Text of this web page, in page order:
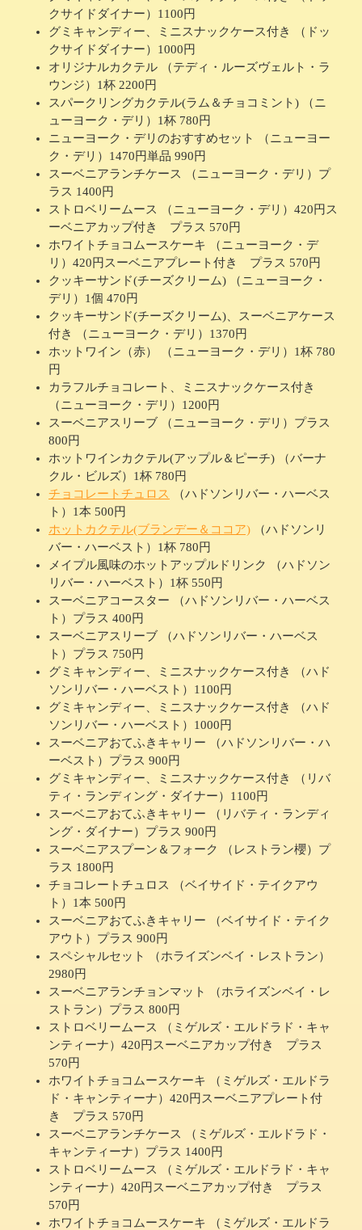
クサイドダイナー）1100円
グミキャンディー、ミニスナックケース付き （ドッ
クサイドダイナー）1000円
オリジナルカクテル （テディ・ルーズヴェルト・ラ
ウンジ）1杯 2200円
スパークリングカクテル(ラム＆チョコミント) （ニ
ューヨーク・デリ）1杯 780円
ニューヨーク・デリのおすすめセット （ニューヨー
ク・デリ）1470円単品 990円
スーベニアランチケース （ニューヨーク・デリ）プ
ラス 1400円
ストロベリームース （ニューヨーク・デリ）420円ス
ーベニアカップ付き プラス 570円
ホワイトチョコムースケーキ （ニューヨーク・デ
リ）420円スーベニアプレート付き プラス 570円
クッキーサンド(チーズクリーム) （ニューヨーク・
デリ）1個 470円
クッキーサンド(チーズクリーム)、スーベニアケース
付き （ニューヨーク・デリ）1370円
ホットワイン（赤） （ニューヨーク・デリ）1杯 780
円
カラフルチョコレート、ミニスナックケース付き
（ニューヨーク・デリ）1200円
スーベニアスリーブ （ニューヨーク・デリ）プラス
800円
ホットワインカクテル(アップル＆ピーチ) （バーナ
クル・ビルズ）1杯 780円
チョコレートチュロス
（ハドソンリバー・ハーベス
ト）1本 500円
ホットカクテル(ブランデー＆ココア) （ハドソンリ
バー・ハーベスト）1杯 780円
メイプル風味のホットアップルドリンク （ハドソン
リバー・ハーベスト）1杯 550円
スーベニアコースター （ハドソンリバー・ハーベス
ト）プラス 400円
スーベニアスリーブ （ハドソンリバー・ハーベス
ト）プラス 750円
グミキャンディー、ミニスナックケース付き （ハド
ソンリバー・ハーベスト）1100円
グミキャンディー、ミニスナックケース付き （ハド
ソンリバー・ハーベスト）1000円
スーベニアおてふきキャリー （ハドソンリバー・ハ
ーベスト）プラス 900円
グミキャンディー、ミニスナックケース付き （リバ
ティ・ランディング・ダイナー）1100円
スーベニアおてふきキャリー （リバティ・ランディ
ング・ダイナー）プラス 900円
スーベニアスプーン＆フォーク （レストラン櫻）プ
ラス 1800円
チョコレートチュロス （ベイサイド・テイクアウ
ト）1本 500円
スーベニアおてふきキャリー （ベイサイド・テイク
アウト）プラス 900円
スペシャルセット （ホライズンベイ・レストラン）
2980円
スーベニアランチョンマット （ホライズンベイ・レ
ストラン）プラス 800円
ストロベリームース （ミゲルズ・エルドラド・キャ
ンティーナ）420円スーベニアカップ付き プラス
570円
ホワイトチョコムースケーキ （ミゲルズ・エルドラ
ド・キャンティーナ）420円スーベニアプレート付
き プラス 570円
スーベニアランチケース （ミゲルズ・エルドラド・
キャンティーナ）プラス 1400円
ストロベリームース （ミゲルズ・エルドラド・キャ
ンティーナ）420円スーベニアカップ付き プラス
570円
ホワイトチョコムースケーキ （ミゲルズ・エルドラ